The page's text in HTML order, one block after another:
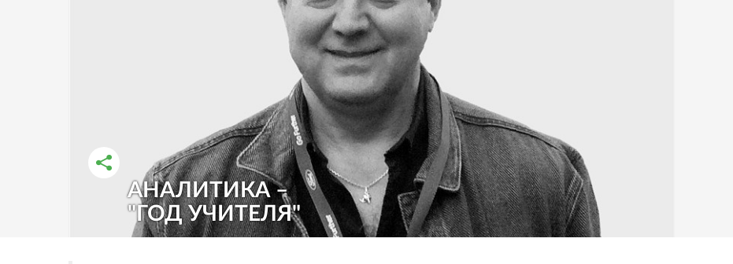
АНАЛИТИКА –
"ГОД УЧИТЕЛЯ"
РАССКАЗАТЬ ВО ВКОНТАКТЕ
РАССКАЗАТЬ В ОДНОКЛАССНИКАХ